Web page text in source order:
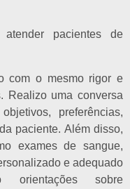
pacientes de
com o mesmo rigor e
Realizo uma conversa
preferências,
paciente. Além disso,
exames de sangue,
e adequado
sobre